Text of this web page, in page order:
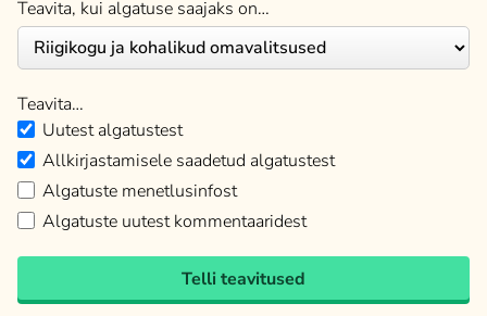
Teavita, kui algatuse saajaks on…
Teavita…
Uutest algatustest
Allkirjastamisele saadetud algatustest
Algatuste menetlusinfost
Algatuste uutest kommentaaridest
Telli teavitused